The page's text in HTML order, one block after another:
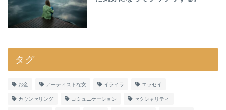
タグ
お金 アーティストな女 イライラ エッセイ
カウンセリング コミュニケーション セクシャリティ